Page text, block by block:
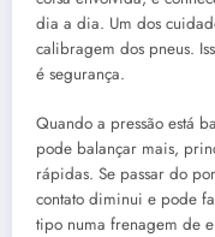
dia a dia. Um dos
calibragem dos pneus.
é segurança.
Quando a pressão está
pode balançar mais,
rápidas. Se passar do
contato diminui e pode
tipo numa frenagem de